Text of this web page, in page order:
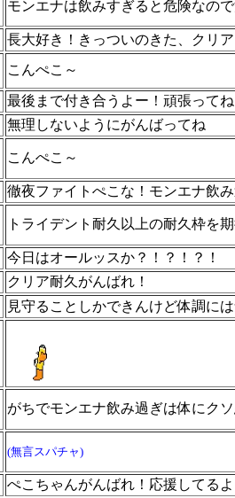
モンエナは飲みすぎると危険なの
長大好き！きっついのきた、クリ
こんぺこ～
最後まで付き合うよー！頑張ってね
無理しないようにがんばってね
こんぺこ～
徹夜ファイトぺこな！モンエナ飲
トライデント耐久以上の耐久枠を期
今日はオールッスか？！？！？！
クリア耐久がんばれ！
見守ることしかできんけど体調に
がちでモンエナ飲み過ぎは体にク
(無言スパチャ)
ぺこちゃんがんばれ！応援してる